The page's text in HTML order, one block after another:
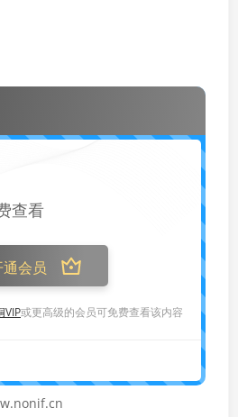
查看
会员
VIP或更高级的会员可免费查看该内容